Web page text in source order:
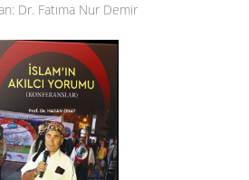
Dr. Fatıma Nur Demir